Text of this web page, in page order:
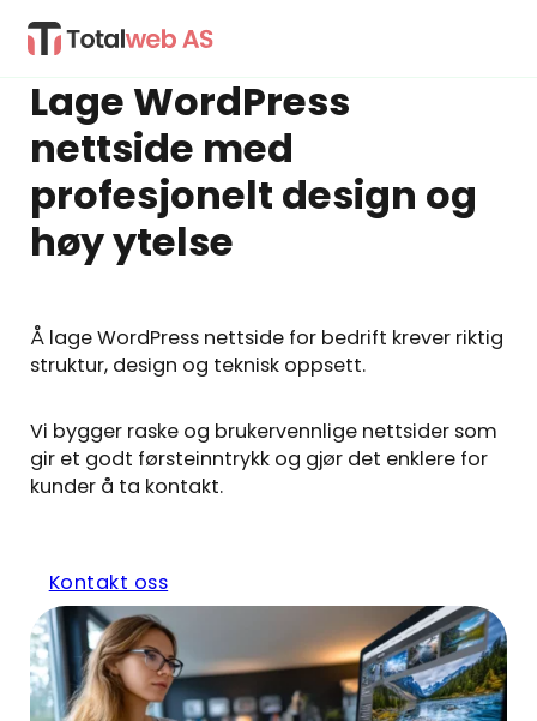
Lage WordPress
nettside med
profesjonelt design og
høy ytelse
Å lage WordPress nettside for bedrift krever riktig
struktur, design og teknisk oppsett.
Vi bygger raske og brukervennlige nettsider som
gir et godt førsteinntrykk og gjør det enklere for
kunder å ta kontakt.
Kontakt oss